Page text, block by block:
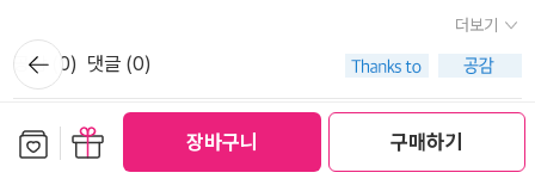
장바구니 구매하기
별 구성 요소를 이해하고 작품을 감상하는 것이 중요한데요,소설의
경우에는 소설의 구성요소인 인물, 사건, 배경을 이해하는 게 중요하
죠.갈래에 따른 구성 요소를 중심으로 작품의 중요 내용을 정리하는
훈련을 하고 있는데요,이렇게 학습하면서 온작품을 읽으면 작품 내용
을 더 깊이 있게 이해할 수 있다죠.다양한 문학 작품을 읽으면서 독해
ㅋㅋㅋㅋ 우리 초딩 달려보자발등의 불 6학년~빠작 초등 국어 독해
로 제대로 가보자.*출판사로부터 교재를 지원받아 체험한 후 솔직하
게 작성된 후기입니다.
작 초등국어 문학독해 6단계>를 준비했는데요.역시 이것으로 선택하
기 잘했다 싶어요. 표지에 있는 무료 스마트러닝이 궁금해서 QR코드
찍어보니 강의 동영상이 나오는데 다른 초등국어문제집들과는 수준
이 다른 강의였어요.좀더 중등국어에 가까운 국어용어를 사용하니 중
등국어 미리 대비하기 딱 좋더라고요. 미리미리 이런 용어들에 익숙
더보기
공감 ( 0) 댓글 (0)
뒤로가
기